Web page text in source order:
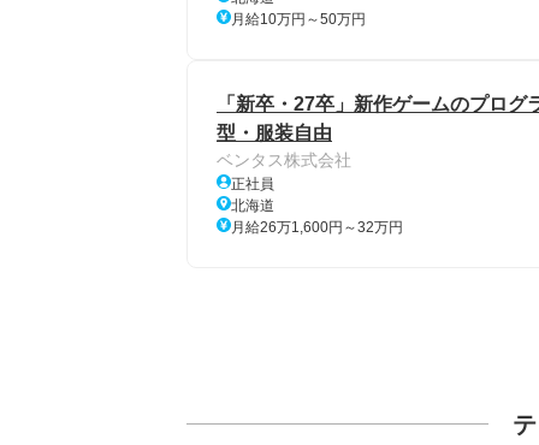
月給10万円～50万円
「新卒・27卒」新作ゲームのプロ
型・服装自由
ベンタス株式会社
正社員
北海道
月給26万1,600円～32万円